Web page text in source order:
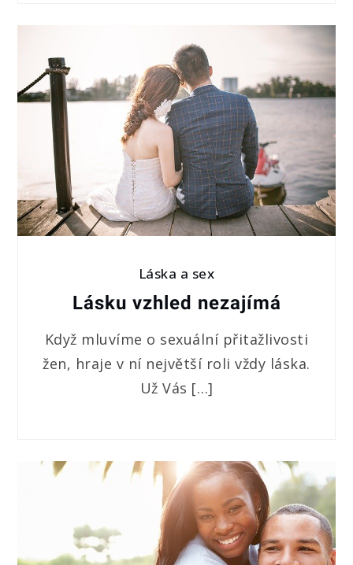
Láska a sex
Lásku vzhled nezajímá
Když mluvíme o sexuální přitažlivosti
žen, hraje v ní největší roli vždy láska.
Už Vás […]